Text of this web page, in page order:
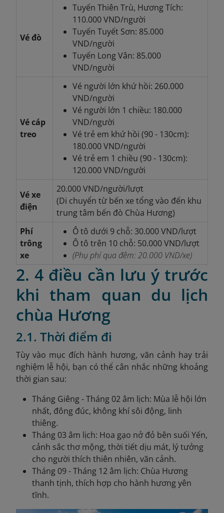
Vé đò
Tuyến Thiên Trù, Hương Tích:
110.000 VND/người
Tuyến Tuyết Sơn: 85.000
VND/người
Tuyến Long Vân: 85.000
VND/người
Vé cáp
treo
Vé người lớn khứ hồi: 260.000
VND/người
Vé người lớn 1 chiều: 180.000
VND/người
Vé trẻ em khứ hồi (90 - 130cm):
180.000 VND/người
Vé trẻ em 1 chiều (90 - 130cm):
120.000 VND/người
Vé xe
điện
20.000 VND/người/lượt
(Di chuyển từ bến xe tổng vào đến khu
trung tâm bến đò Chùa Hương)
Phí
trông
xe
Ô tô dưới 9 chỗ: 30.000 VND/lượt
Ô tô trên 10 chỗ: 50.000 VND/lượt
(Phụ phí qua đêm: 20.000 VND/xe)
2. 4 điều cần lưu ý trước
khi tham quan du lịch
chùa Hương
2.1. Thời điểm đi
Tùy vào mục đích hành hương, vãn cảnh hay trải
nghiệm lễ hội, bạn có thể cân nhắc những khoảng
thời gian sau:
Tháng Giêng - Tháng 02 âm lịch: Mùa lễ hội lớn
nhất, đông đúc, không khí sôi động, linh
thiêng.
Tháng 03 âm lịch: Hoa gạo nở đỏ bên suối Yến,
cảnh sắc thơ mộng, thời tiết dịu mát, lý tưởng
cho người thích thiên nhiên, vãn cảnh.
Tháng 09 - Tháng 12 âm lịch: Chùa Hương
thanh tịnh, thích hợp cho hành hương yên
tĩnh.